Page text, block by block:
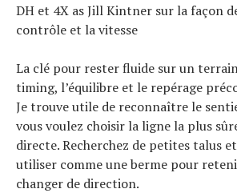
DH et 4X as Jill Kintner sur la façon
contrôle et la vitesse
La clé pour rester fluide sur un
timing, l’équilibre et le repérage
Je trouve utile de reconnaître le
vous voulez choisir la ligne la plus
directe. Recherchez de petites talus
utiliser comme une berme pour
changer de direction.
Technologies
Tests de produits
Conseils
Tendances
Tous nos articles